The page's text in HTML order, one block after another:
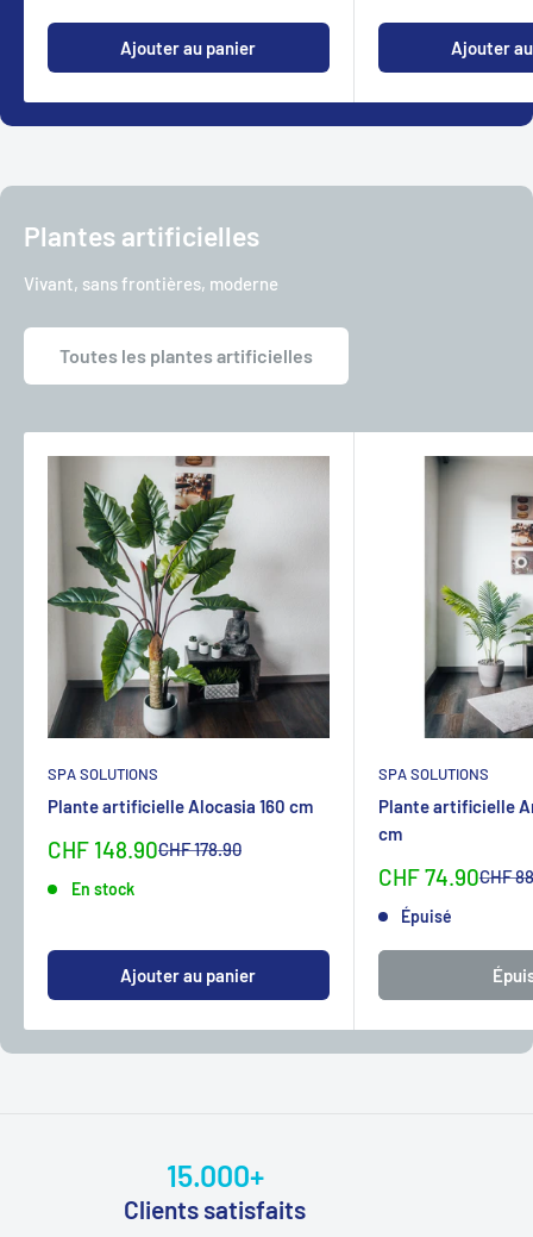
Ajouter au panier Ajouter
Plantes artificielles
Vivant, sans frontières, moderne
Toutes les plantes artificielles
SPA SOLUTIONS
Plante artificielle Alocasia 160 cm
Sonderpreis
CHF 148.90Normalpreis
CHF 178.90
En stock
Ajouter au panier
SPA SOLUTIONS
Plante artificielle
cm
Sonderpreis
CHF 74.90CHF
Épuisé
15.000+
Clients satisfaits